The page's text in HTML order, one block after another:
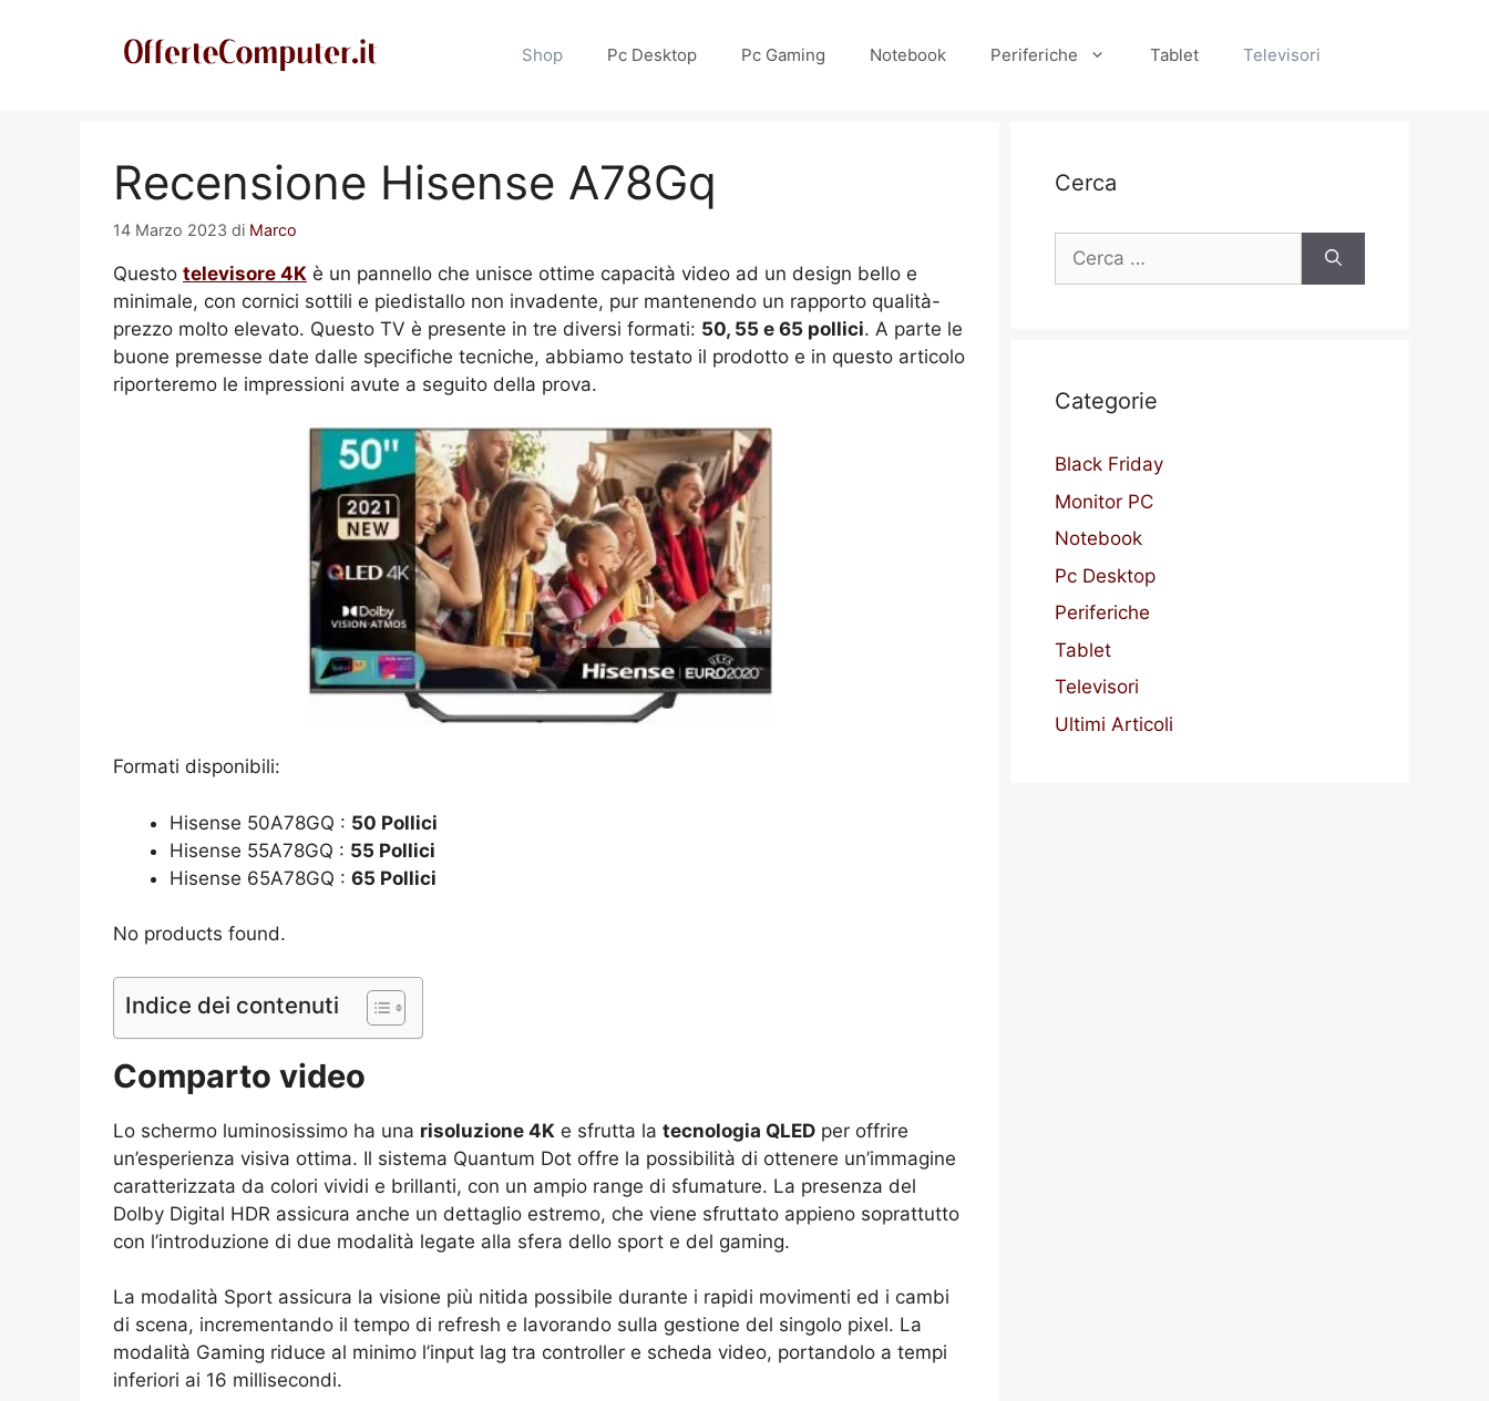
Shop Pc Desktop Pc Gaming Notebook Periferiche Tablet Televisori
Recensione Hisense A78Gq
14 Marzo 2023 di Marco
Questo televisore 4K è un pannello che unisce ottime capacità video ad un design bello e
minimale, con cornici sottili e piedistallo non invadente, pur mantenendo un rapporto qualità-
prezzo molto elevato. Questo TV è presente in tre diversi formati: 50, 55 e 65 pollici. A parte le
buone premesse date dalle specifiche tecniche, abbiamo testato il prodotto e in questo articolo
riporteremo le impressioni avute a seguito della prova.
Formati disponibili:
Hisense 50A78GQ : 50 Pollici
Hisense 55A78GQ : 55 Pollici
Hisense 65A78GQ : 65 Pollici
No products found.
Indice dei contenuti
Comparto video
Lo schermo luminosissimo ha una risoluzione 4K e sfrutta la tecnologia QLED per offrire
un’esperienza visiva ottima. Il sistema Quantum Dot offre la possibilità di ottenere un’immagine
caratterizzata da colori vividi e brillanti, con un ampio range di sfumature. La presenza del
Dolby Digital HDR assicura anche un dettaglio estremo, che viene sfruttato appieno soprattutto
con l’introduzione di due modalità legate alla sfera dello sport e del gaming.
La modalità Sport assicura la visione più nitida possibile durante i rapidi movimenti ed i cambi
di scena, incrementando il tempo di refresh e lavorando sulla gestione del singolo pixel. La
modalità Gaming riduce al minimo l’input lag tra controller e scheda video, portandolo a tempi
inferiori ai 16 millisecondi.
Cerca
Ricerca
Categorie
Black Friday
Monitor PC
Notebook
Pc Desktop
Periferiche
Tablet
Televisori
Ultimi Articoli